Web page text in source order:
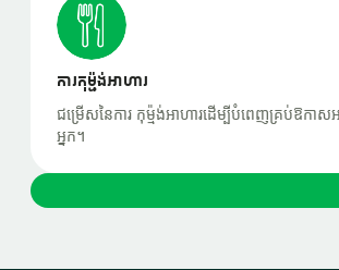
ការកុម្ម៉ង់អាហារ
ជម្រើសនៃការ កុម្ម៉ង់អាហារដើម្បីបំពេញគ្រប់ឱកាស
អ្នក។